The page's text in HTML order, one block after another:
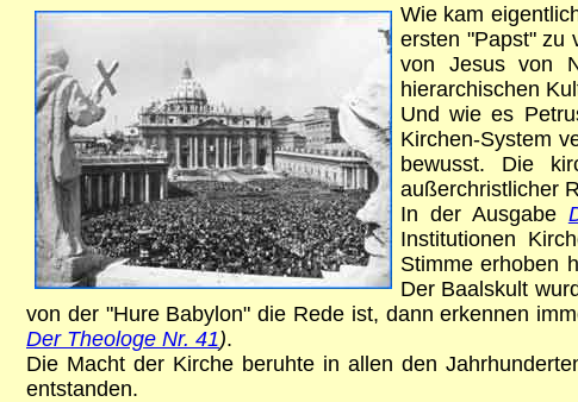
Wie kam
ersten "Papst" zu
von Jesus von
hierarchischen
Und wie es
Kirchen-System
bewusst. Die
außerchristlicher
In der Ausgabe
Institutionen
Stimme erhoben
Der Baalskult
von der "Hure Babylon" die Rede ist, dann erkennen
Der Theologe Nr. 41).
Die Macht der Kirche beruhte in allen den
entstanden.